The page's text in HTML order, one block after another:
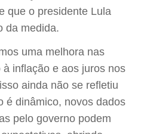
que o presidente Lula
da medida.
uma melhora nas
inflação e aos juros nos
ainda não se refletiu
é dinâmico, novos dados
pelo governo podem